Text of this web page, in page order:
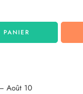
PANIER
Août 10